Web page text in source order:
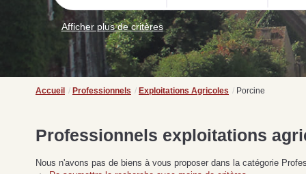
Afficher plus de critères
Accueil Professionnels Exploitations Agricoles Porcine
Professionnels exploitations
Nous n'avons pas de biens à vous proposer dans la catégorie